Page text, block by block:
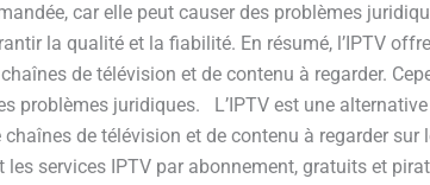
car elle peut causer des problèmes
la qualité et la fiabilité. En résumé, l’IPTV
de télévision et de contenu à regarder.
problèmes juridiques. L’IPTV est une
de télévision et de contenu à regarder
services IPTV par abonnement, gratuits et